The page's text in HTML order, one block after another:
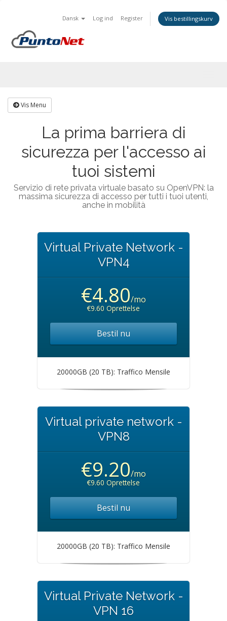
Dansk Log ind Register Vis bestillingskurv
Vis Menu
La prima barriera di
sicurezza per l'accesso ai
tuoi sistemi
Servizio di rete privata virtuale basato su OpenVPN: la
massima sicurezza di accesso per tutti i tuoi utenti,
anche in mobilità
Virtual Private Network -
VPN4
€4.80/mo
€9.60 Oprettelse
Bestil nu
20000GB (20 TB): Traffico Mensile
Virtual private network -
VPN8
€9.20/mo
€9.60 Oprettelse
Bestil nu
20000GB (20 TB): Traffico Mensile
Virtual Private Network -
VPN 16